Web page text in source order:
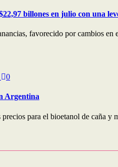
billones en julio con una
favorecido por cambios en
0
Argentina
para el bioetanol de caña y